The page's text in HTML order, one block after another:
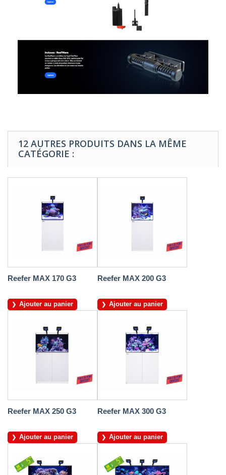
12 AUTRES PRODUITS DANS LA MÊME
CATÉGORIE :
Reefer MAX 170 G3
Ajouter au panier
Reefer MAX 200 G3
Ajouter au panier
Reefer MAX 250 G3
Ajouter au panier
Reefer MAX 300 G3
Ajouter au panier